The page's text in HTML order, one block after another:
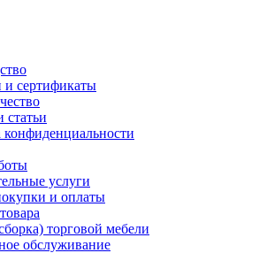
и сертификаты
статьи
услуги
и оплаты
торговой мебели
обслуживание